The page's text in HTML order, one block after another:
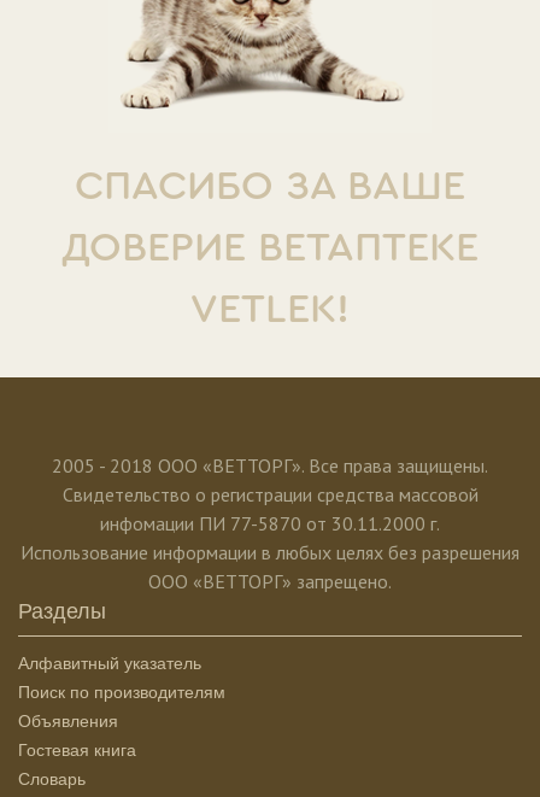
СПАСИБО ЗА ВАШЕ
ДОВЕРИЕ ВЕТАПТЕКЕ
VETLEK!
2005 - 2018 ООО «ВЕТТОРГ». Все права защищены.
Свидетельство о регистрации средства массовой
инфомации ПИ 77-5870 от 30.11.2000 г.
Использование информации в любых целях без разрешения
ООО «ВЕТТОРГ» запрещено.
Разделы
Алфавитный указатель
Поиск по производителям
Объявления
Гостевая книга
Словарь